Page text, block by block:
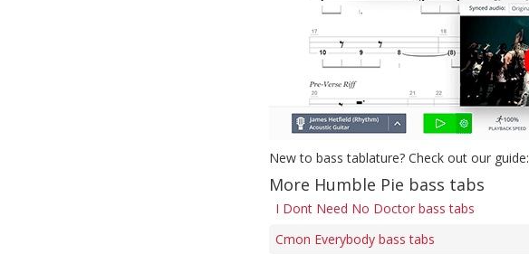
New to bass tablature? Check out our guide:
More Humble Pie bass tabs
I Dont Need No Doctor bass tabs
Cmon Everybody bass tabs